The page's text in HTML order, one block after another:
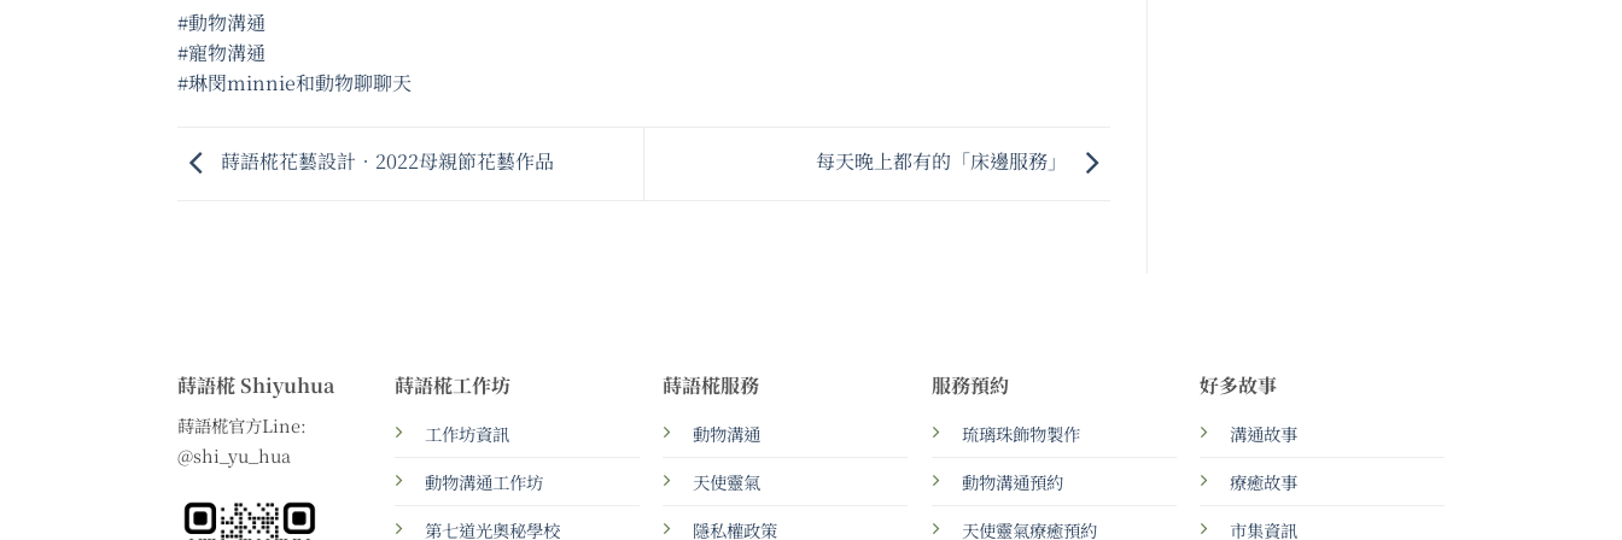
#動物溝通
#寵物溝通
#琳閔minnie和動物聊聊天
蒔語椛花藝設計•2022母親節花藝作品 每天晚上都有的「床邊服務」
蒔語椛 Shiyuhua
蒔語椛官方Line:
@shi_yu_hua
蒔語椛工作坊
工作坊資訊
動物溝通工作坊
第七道光奧秘學校
蒔語椛服務
動物溝通
天使靈氣
隱私權政策
服務預約
琉璃珠飾物製作
動物溝通預約
天使靈氣療癒預約
好多故事
溝通故事
療癒故事
市集資訊